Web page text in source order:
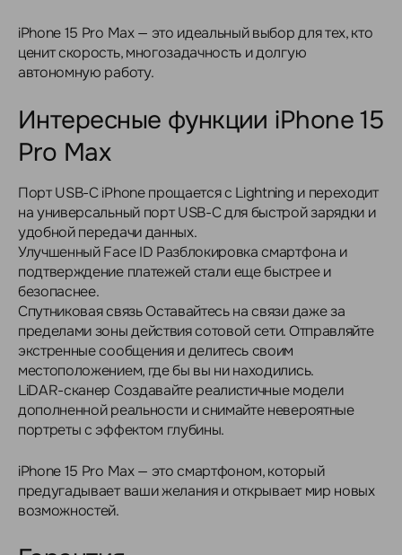
iPhone 15 Pro Max — это идеальный выбор для тех, кто
ценит скорость, многозадачность и долгую
автономную работу.
Интересные функции iPhone 15
Pro Max
Порт USB-C iPhone прощается с Lightning и переходит
на универсальный порт USB-C для быстрой зарядки и
удобной передачи данных.
Улучшенный Face ID Разблокировка смартфона и
подтверждение платежей стали еще быстрее и
безопаснее.
Спутниковая связь Оставайтесь на связи даже за
пределами зоны действия сотовой сети. Отправляйте
экстренные сообщения и делитесь своим
местоположением, где бы вы ни находились.
LiDAR-сканер Создавайте реалистичные модели
дополненной реальности и снимайте невероятные
портреты с эффектом глубины.
iPhone 15 Pro Max — это смартфоном, который
предугадывает ваши желания и открывает мир новых
возможностей.